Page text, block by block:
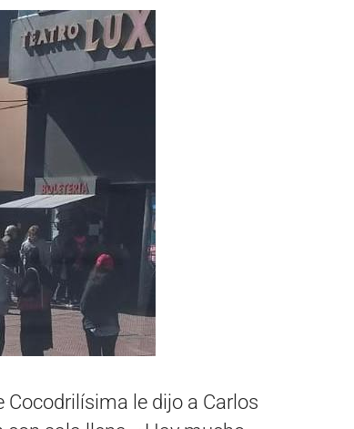
Cocodrilísima le dijo a Carlos